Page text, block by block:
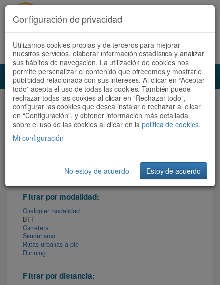
Acceder Registrate ahora Español | Català
Audioruta Todas las rutas
Todas las rutas Ordenar por:Más recientes
Filtrar las rutas
Filtrar por modalidad:
Cualquier modalidad
BTT
Carretera
Senderismo
Rutas urbanas a pie
Running
Filtrar por distancia:
Configuración de privacidad
Utilizamos cookies propias y de terceros para mejorar
nuestros servicios, elaborar información estadística y analizar
sus hábitos de navegación. La utilización de cookies nos
permite personalizar el contenido que ofrecemos y mostrarle
publicidad relacionada con sus intereses. Al clicar en “Aceptar
todo” acepta el uso de todas las cookies. También puede
rechazar todas las cookies al clicar en “Rechazar todo”,
configurar las cookies que desea instalar o rechazar al clicar
en “Configuración”, y obtener información más detallada
sobre el uso de las cookies al clicar en la politica de cookies.
Mi configuración
No estoy de acuerdo Estoy de acuerdo